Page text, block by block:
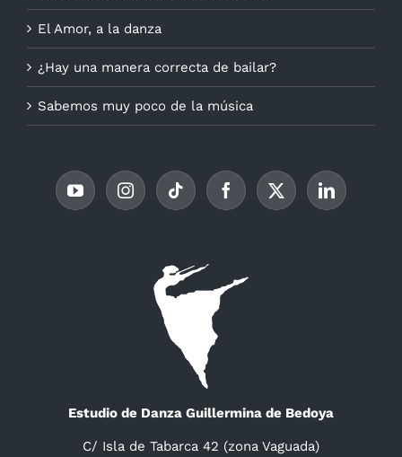
El Amor, a la danza
¿Hay una manera correcta de bailar?
Sabemos muy poco de la música
Estudio de Danza Guillermina de Bedoya
C/ Isla de Tabarca 42 (zona Vaguada)